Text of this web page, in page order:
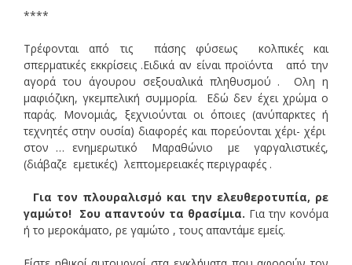
****
Τρέφονται από τις πάσης φύσεως κολπικές και
σπερματικές εκκρίσεις .Ειδικά αν είναι προϊόντα από την
αγορά του άγουρου σεξουαλικά πληθυσμού . Ολη η
μαφιόζικη, γκεμπελική συμμορία. Εδώ δεν έχει χρώμα ο
παράς. Μονομιάς, ξεχνιούνται οι όποιες (ανύπαρκτες ή
τεχνητές στην ουσία) διαφορές και πορεύονται χέρι- χέρι
στον … ενημερωτικό Μαραθώνιο με γαργαλιστικές,
(διάβαζε εμετικές) λεπτομερειακές περιγραφές .
Για τον πλουραλισμό και την ελευθεροτυπία, ρε
γαμώτο! Σου απαντούν τα θρασίμια. Για την κονόμα
ή το μεροκάματο, ρε γαμώτο , τους απαντάμε εμείς.